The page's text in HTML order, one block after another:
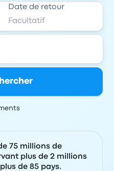
Date de retour
75 millions de
plus de 2 millions
de 85 pays.